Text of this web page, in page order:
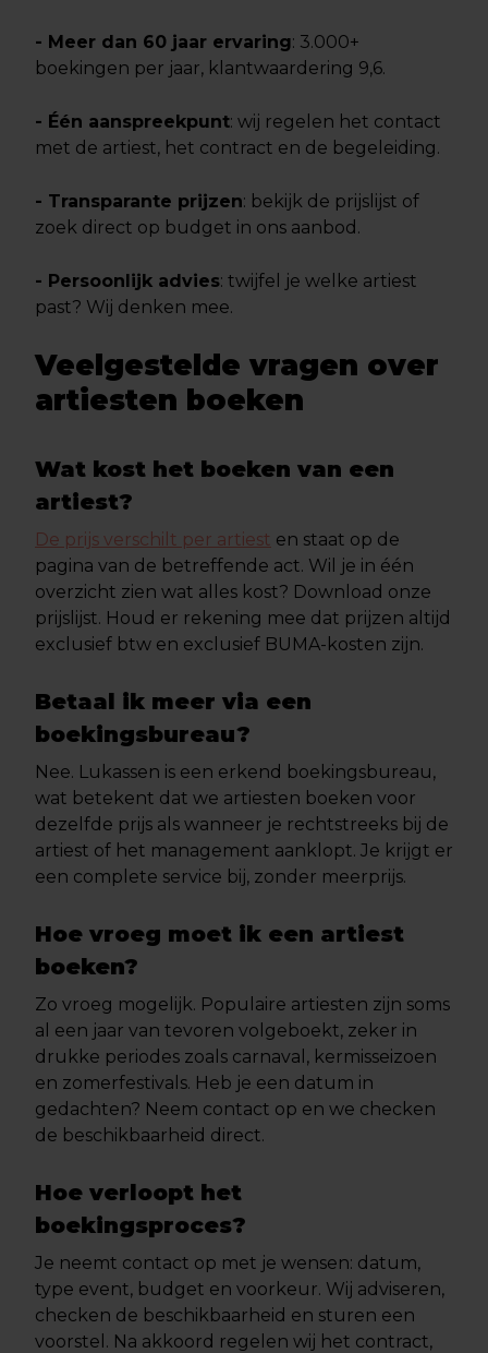
- Meer dan 60 jaar ervaring: 3.000+
boekingen per jaar, klantwaardering 9,6.
- Één aanspreekpunt: wij regelen het contact
met de artiest, het contract en de begeleiding.
- Transparante prijzen: bekijk de prijslijst of
zoek direct op budget in ons aanbod.
- Persoonlijk advies: twijfel je welke artiest
past? Wij denken mee.
Veelgestelde vragen over
artiesten boeken
Wat kost het boeken van een
artiest?
De prijs verschilt per artiest en staat op de
pagina van de betreffende act. Wil je in één
overzicht zien wat alles kost? Download onze
prijslijst. Houd er rekening mee dat prijzen altijd
exclusief btw en exclusief BUMA-kosten zijn.
Betaal ik meer via een
boekingsbureau?
Nee. Lukassen is een erkend boekingsbureau,
wat betekent dat we artiesten boeken voor
dezelfde prijs als wanneer je rechtstreeks bij de
artiest of het management aanklopt. Je krijgt er
een complete service bij, zonder meerprijs.
Hoe vroeg moet ik een artiest
boeken?
Zo vroeg mogelijk. Populaire artiesten zijn soms
al een jaar van tevoren volgeboekt, zeker in
drukke periodes zoals carnaval, kermisseizoen
en zomerfestivals. Heb je een datum in
gedachten? Neem contact op en we checken
de beschikbaarheid direct.
Hoe verloopt het
boekingsproces?
Je neemt contact op met je wensen: datum,
type event, budget en voorkeur. Wij adviseren,
checken de beschikbaarheid en sturen een
voorstel. Na akkoord regelen wij het contract,